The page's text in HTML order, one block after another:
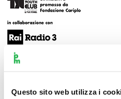
Questo sito web utilizza i